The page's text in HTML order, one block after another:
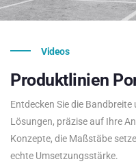
Videos
Produktlinien
Entdecken Sie die
Lösungen, präzise auf Ihre
Konzepte, die Maßstäbe
echte Umsetzungsstärke.